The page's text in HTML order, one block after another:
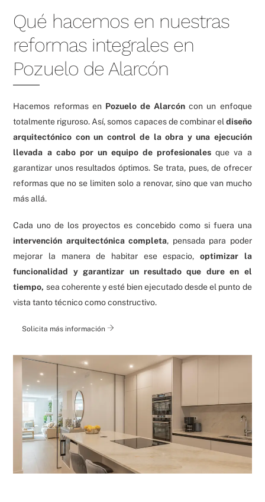
Qué hacemos en nuestras
reformas integrales en
Pozuelo de Alarcón
Hacemos reformas en Pozuelo de Alarcón con un enfoque
totalmente riguroso. Así, somos capaces de combinar eldiseño
arquitectónico con un control de la obra y una ejecución
llevada a cabo por un equipo de profesionales que va a
garantizar unos resultados óptimos. Se trata, pues, de ofrecer
reformas que no se limiten solo a renovar, sino que van mucho
más allá.
Cada uno de los proyectos es concebido como si fuera una
intervención arquitectónica completa, pensada para poder
mejorar la manera de habitar ese espacio, optimizar la
funcionalidad y garantizar un resultado que dure en el
tiempo, sea coherente y esté bien ejecutado desde el punto de
vista tanto técnico como constructivo.
Solicita más información